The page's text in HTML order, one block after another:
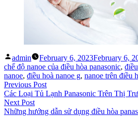
Posted
by
admin February 6, 2023February 6,
chế độ nanoe của điều hòa panasonic,
nanoe, điều hoà nanoe g, nanoe trên điều
Post
navigation
Previous PostPrevious
post:
Các Loại Tủ Lạnh Panasonic Trên Thị
Next PostNext
post:
Những hướng dẫn sử dụng điều hòa